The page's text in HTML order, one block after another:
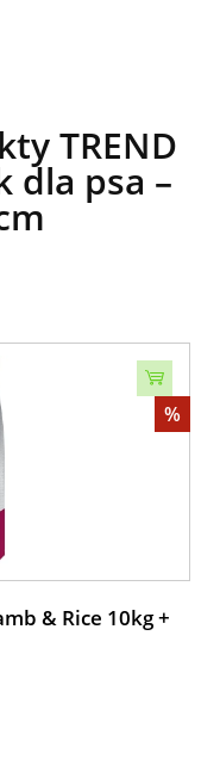
TREND
dla psa –
%
& Rice 10kg +